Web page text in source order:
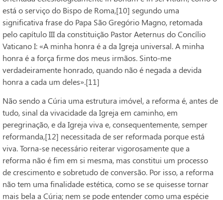
está o serviço do Bispo de Roma,[10] segundo uma
significativa frase do Papa São Gregório Magno, retomada
pelo capítulo III da constituição Pastor Aeternus do Concílio
Vaticano I: «A minha honra é a da Igreja universal. A minha
honra é a força firme dos meus irmãos. Sinto-me
verdadeiramente honrado, quando não é negada a devida
honra a cada um deles».[11]
Não sendo a Cúria uma estrutura imóvel, a reforma é, antes de
tudo, sinal da vivacidade da Igreja em caminho, em
peregrinação, e da Igreja viva e, consequentemente, semper
reformanda,[12] necessitada de ser reformada porque está
viva. Torna-se necessário reiterar vigorosamente que a
reforma não é fim em si mesma, mas constitui um processo
de crescimento e sobretudo de conversão. Por isso, a reforma
não tem uma finalidade estética, como se se quisesse tornar
mais bela a Cúria; nem se pode entender como uma espécie